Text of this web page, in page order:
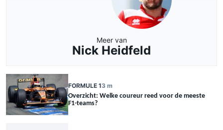
Meer van
Nick Heidfeld
FORMULE 13 m
Overzicht: Welke coureur reed voor de meeste
F1-teams?